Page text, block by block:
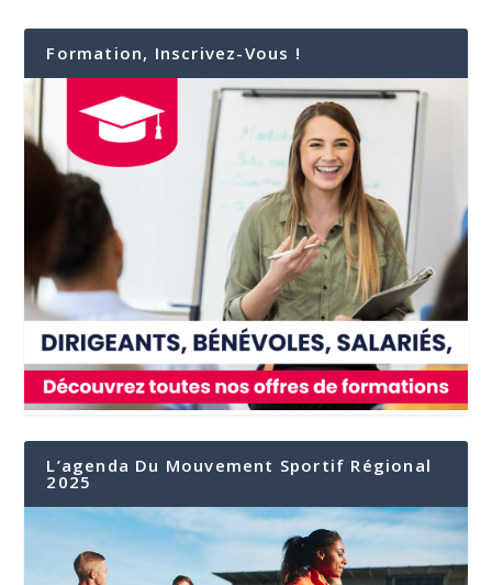
Formation, Inscrivez-Vous !
L’agenda Du Mouvement Sportif Régional
2025